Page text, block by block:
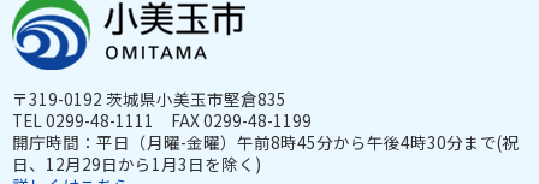
〒319-0192 茨城県小美玉市堅倉835
TEL 0299-48-1111 FAX 0299-48-1199
開庁時間：平日（月曜-金曜）午前8時45分から午後4時30分まで(祝
日、12月29日から1月3日を除く)